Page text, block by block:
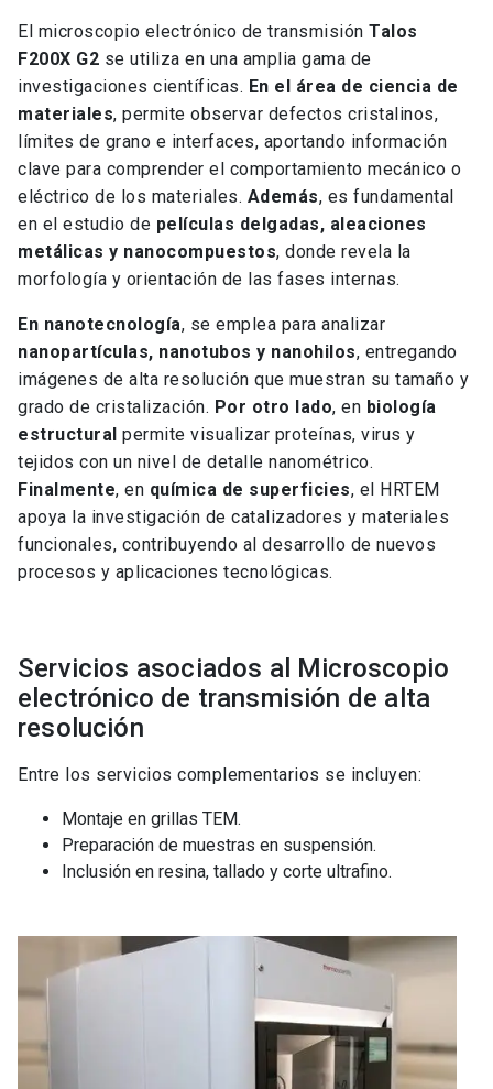
El microscopio electrónico de transmisión Talos
F200X G2 se utiliza en una amplia gama de
investigaciones científicas. En el área de ciencia de
materiales, permite observar defectos cristalinos,
límites de grano e interfaces, aportando información
clave para comprender el comportamiento mecánico o
eléctrico de los materiales. Además, es fundamental
en el estudio de películas delgadas, aleaciones
metálicas y nanocompuestos, donde revela la
morfología y orientación de las fases internas.
En nanotecnología, se emplea para analizar
nanopartículas, nanotubos y nanohilos, entregando
imágenes de alta resolución que muestran su tamaño y
grado de cristalización. Por otro lado, en biología
estructural permite visualizar proteínas, virus y
tejidos con un nivel de detalle nanométrico.
Finalmente, en química de superficies, el HRTEM
apoya la investigación de catalizadores y materiales
funcionales, contribuyendo al desarrollo de nuevos
procesos y aplicaciones tecnológicas.
Servicios asociados al Microscopio
electrónico de transmisión de alta
resolución
Entre los servicios complementarios se incluyen:
Montaje en grillas TEM.
Preparación de muestras en suspensión.
Inclusión en resina, tallado y corte ultrafino.